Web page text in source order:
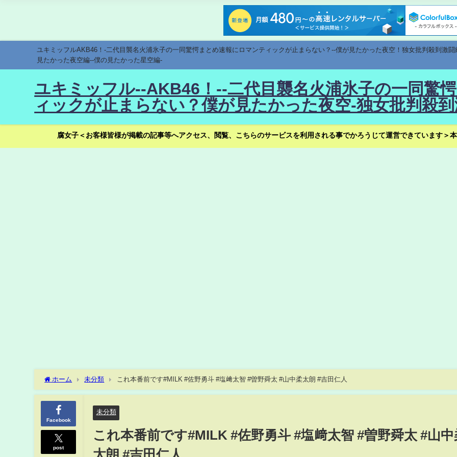
ユキミッフルAKB46！-二代目襲名火浦氷子の一同驚愕まとめ速報にロマンティックが止まらない？--僕が見たかった夜空！独女批判殺到激
見たかった夜空編--僕の見たかった星空編-
ユキミッフル--AKB46！--二代目襲名火浦氷子の一同驚
ィックが止まらない？僕が見たかった夜空-独女批判殺
腐女子＜お客様皆様が掲載の記事等へアクセス、閲覧、こちらのサービスを利用される事でかろうじて運営できています＞
ホーム 未分類 これ本番前です#MILK #佐野勇斗 #塩﨑太智 #曽野舜太 #山中柔太朗 #吉田仁人
Facebook
post
未分類
これ本番前です#MILK #佐野勇斗 #塩﨑太智 #曽野舜太 #山中
太朗 #吉田仁人